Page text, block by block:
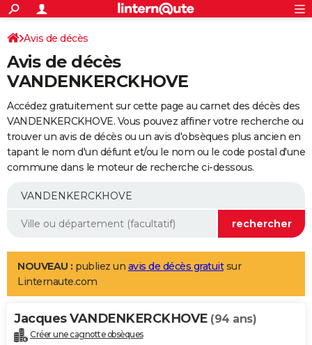
ACTUALITÉS
Politique
Société
Faits Divers
Education
Monde
Villes
+
SPORT
Coupe du monde 2026
Football
Tennis
Cyclisme
Rugby
Forum
FINANCE
Retraite
Impôts
Epargne
Immobilier
Risques naturels par ville
Banque
Assurance
Crédit
Essais
Réserver un essai
Citadines
Berlines
SUV
Forum auto
+
HIGH-TECH
Art de vivre
Bien-être
Loisirs
Mode
Modes de vie
SANTE
Alimentation
Guide de la santé
Maladies
Médicaments
Sommeil
+
Destinations
City break
Voyage nature
Voyage de noces
Forum
Climat
+PHOTO
Avis de décès
Avis de décès
VANDENKERCKHOVE
Accédez gratuitement sur cette page au carnet des décès des
VANDENKERCKHOVE. Vous pouvez affiner votre recherche ou
trouver un avis de décès ou un avis d'obsèques plus ancien en
tapant le nom d'un défunt et/ou le nom ou le code postal d'une
commune dans le moteur de recherche ci-dessous.
NOUVEAU : publiez un avis de décès gratuitsur
Linternaute.com
Jacques VANDENKERCKHOVE (94 ans)
Créer une cagnotte obsèques